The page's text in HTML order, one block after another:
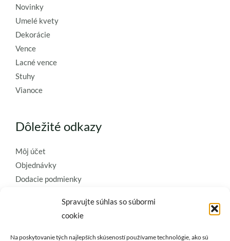
Spravujte súhlas so súbormi
cookie
Na poskytovanie tých najlepších skúseností používame technológie, ako sú
Novinky
Umelé kvety
Dekorácie
Vence
Lacné vence
Stuhy
Vianoce
Dôležité odkazy
Môj účet
Objednávky
Dodacie podmienky
Ochrana osobných údajov
Zásady používania súborov cookie